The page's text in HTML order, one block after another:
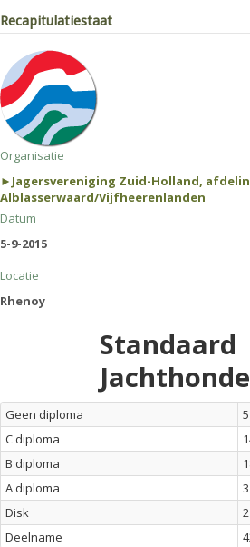
Recapitulatiestaat
Organisatie
►Jagersvereniging Zuid-Holland,
Alblasserwaard/Vijfheerenlanden
Datum
5-9-2015
Locatie
Rhenoy
Standaard
Geen diploma 5
C diploma
B diploma
A diploma
3
Disk
2
Deelname